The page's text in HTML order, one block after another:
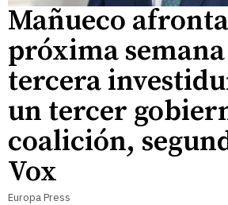
Mañueco
próxima
tercera
un tercer
coalición,
Vox
Europa Press